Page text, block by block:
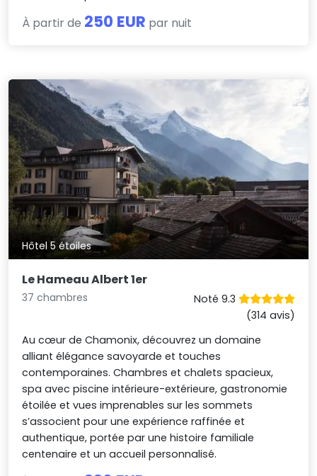
À partir de 250 EUR par nuit
Hôtel 5 étoiles
Le Hameau Albert 1er
37 chambres
Noté 9.3
(314 avis)
Au cœur de Chamonix, découvrez un domaine
alliant élégance savoyarde et touches
contemporaines. Chambres et chalets spacieux,
spa avec piscine intérieure-extérieure, gastronomie
étoilée et vues imprenables sur les sommets
s’associent pour une expérience raffinée et
authentique, portée par une histoire familiale
centenaire et un accueil personnalisé.